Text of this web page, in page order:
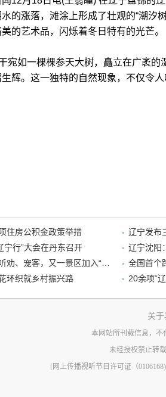
的涨落，滩涂上形成了壮观的“潮汐
的艺术品，闪烁着冬日特有的光芒。
如一棵棵参天大树，矗立在广袤的
辉。这一独特的自然现象，不仅令
住房公积金政策举措
辽宁发布
宁行”大会在丹东召开
辽宁沈阳
“38+1”！沈阳文旅听劝、宠客，又一景区加入“东北超”优惠名单！
环织就乡村振兴路
20余项“
关于
本网站所刊载信息，不
未经授权禁止转
[网上传播视听节目许可证（